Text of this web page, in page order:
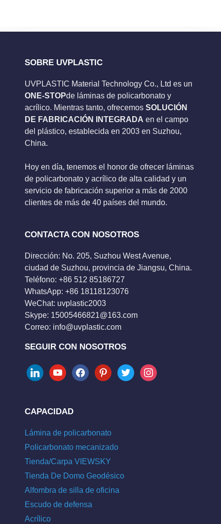
SOBRE UVPLASTIC
UVPLASTIC Material Technology Co., Ltd es un
ONE-STOPde láminas de policarbonato y
acrílico. Mientras tanto, ofrecemos SOLUCIÓN
DE FABRICACIÓN INTEGRADA en el campo
del plástico, establecida en 2003 en Suzhou,
China.
Hoy en día, tenemos el honor de ofrecer láminas
de policarbonato y acrílico de alta calidad y un
servicio de fabricación superior a más de 2000
clientes de más de 40 países del mundo.
CONTACTA CON NOSOTROS
Dirección: No. 205, Suzhou West Avenue,
ciudad de Suzhou, provincia de Jiangsu, China.
Teléfono: +86 512 85186727
WhatsApp: +86 18118123076
WeChat: uvplastic2003
Skype: 15005466821@163.com
Correo: info@uvplastic.com
SEGUIR CON NOSOTROS
linkedinyoutubefacebookpinteresttwitter instagram
CAPACIDAD
Lámina de policarbonato
Policarbonato mecanizado
Tienda/Carpa VIEWSKY
Tienda De Domo Geodésico
Alfombra de silla de oficina
Escudo de defensa
Acrílico